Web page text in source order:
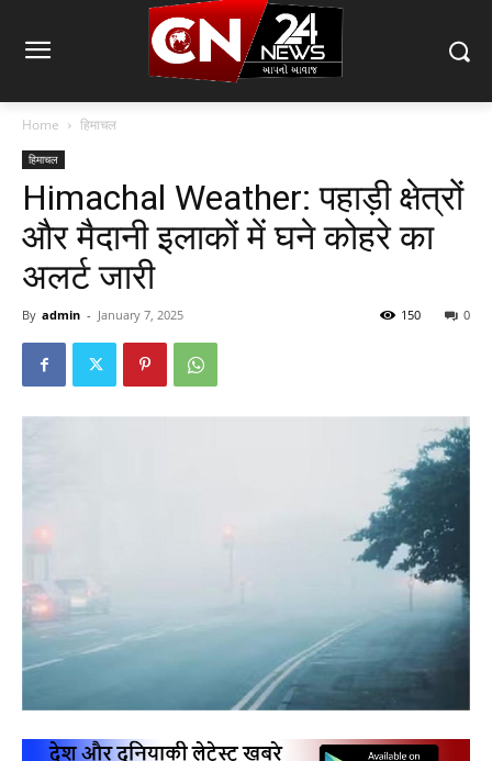
Home हिमाचल
हिमाचल
Himachal Weather: पहाड़ी क्षेत्रों
और मैदानी इलाकों में घने कोहरे का
अलर्ट जारी
By admin - January 7, 2025 0
150